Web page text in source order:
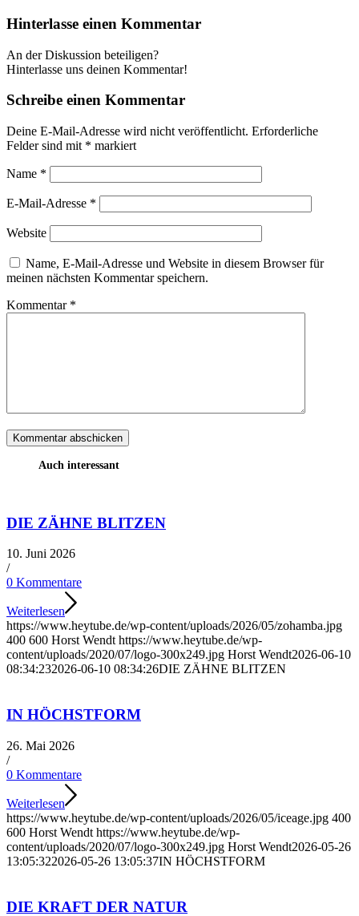
Hinterlasse einen Kommentar
An der Diskussion beteiligen?
Hinterlasse uns deinen Kommentar!
Schreibe einen Kommentar
Deine E-Mail-Adresse wird nicht veröffentlicht. Erforderliche
Felder sind mit * markiert
Name *
E-Mail-Adresse *
Website
Name, E-Mail-Adresse und Website in diesem Browser für
meinen nächsten Kommentar speichern.
Kommentar *
Auch interessant
DIE ZÄHNE BLITZEN
10. Juni 2026
/
0 Kommentare
Weiterlesen
https://www.heytube.de/wp-content/uploads/2026/05/zohamba.jpg
400 600 Horst Wendt https://www.heytube.de/wp-
content/uploads/2020/07/logo-300x249.jpg Horst Wendt2026-06-10
08:34:232026-06-10 08:34:26DIE ZÄHNE BLITZEN
IN HÖCHSTFORM
26. Mai 2026
/
0 Kommentare
Weiterlesen
https://www.heytube.de/wp-content/uploads/2026/05/iceage.jpg 400
600 Horst Wendt https://www.heytube.de/wp-
content/uploads/2020/07/logo-300x249.jpg Horst Wendt2026-05-26
13:05:322026-05-26 13:05:37IN HÖCHSTFORM
DIE KRAFT DER NATUR